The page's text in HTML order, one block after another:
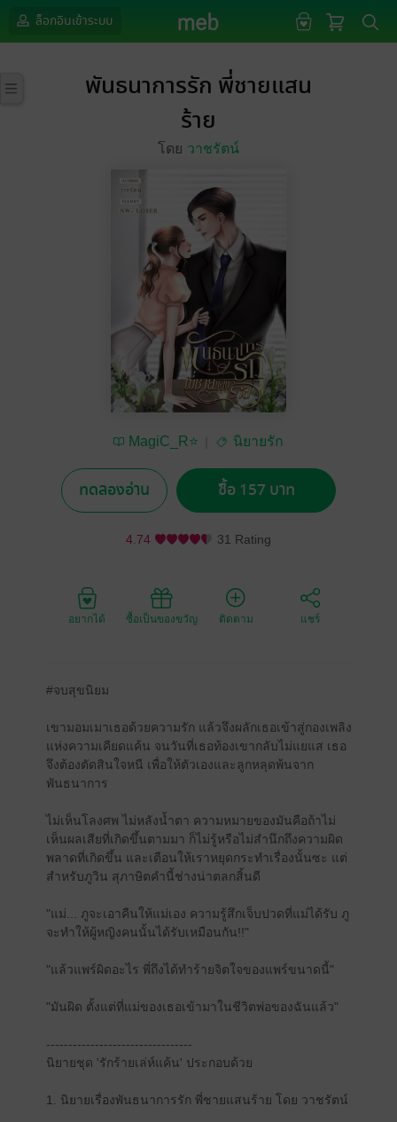
ล็อกอินเข้าระบบ
พันธนาการรัก พี่ชายแสน
ร้าย
โดย วาชรัตน์
MagiC_R⭐ นิยายรัก
ทดลองอ่าน ซื้อ 157 บาท
4.74 31 Rating
อยากได้ ซื้อเป็นของขวัญ ติดตาม แชร์
#จบสุขนิยม
เขามอมเมาเธอด้วยความรัก แล้วจึงผลักเธอเข้าสู่กองเพลิง
แห่งความเคียดแค้น จนวันที่เธอท้องเขากลับไม่แยแส เธอ
จึงต้องตัดสินใจหนี เพื่อให้ตัวเองและลูกหลุดพ้นจาก
พันธนาการ
ไม่เห็นโลงศพ ไม่หลังน้ำตา ความหมายของมันคือถ้าไม่
เห็นผลเสียที่เกิดขึ้นตามมา ก็ไม่รู้หรือไม่สำนึกถึงความผิด
พลาดที่เกิดขึ้น และเตือนให้เราหยุดกระทำเรื่องนั้นซะ แต่
สำหรับภูวิน สุภาษิตคำนี้ช่างน่าตลกสิ้นดี
"แม่... ภูจะเอาคืนให้แม่เอง ความรู้สึกเจ็บปวดที่แม่ได้รับ ภู
จะทำให้ผู้หญิงคนนั้นได้รับเหมือนกัน!!"
"แล้วแพร์ผิดอะไร พี่ถึงได้ทำร้ายจิตใจของแพร์ขนาดนี้"
"มันผิด ตั้งแต่ที่แม่ของเธอเข้ามาในชีวิตพ่อของฉันแล้ว"
---------------------------------
นิยายชุด 'รักร้ายเล่ห์แค้น' ประกอบด้วย
1. นิยายเรื่องพันธนาการรัก พี่ชายแสนร้าย โดย วาชรัตน์